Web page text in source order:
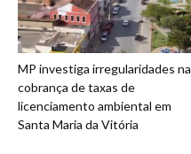
MP investiga irregularidades na
cobrança de taxas de
licenciamento ambiental em
Santa Maria da Vitória